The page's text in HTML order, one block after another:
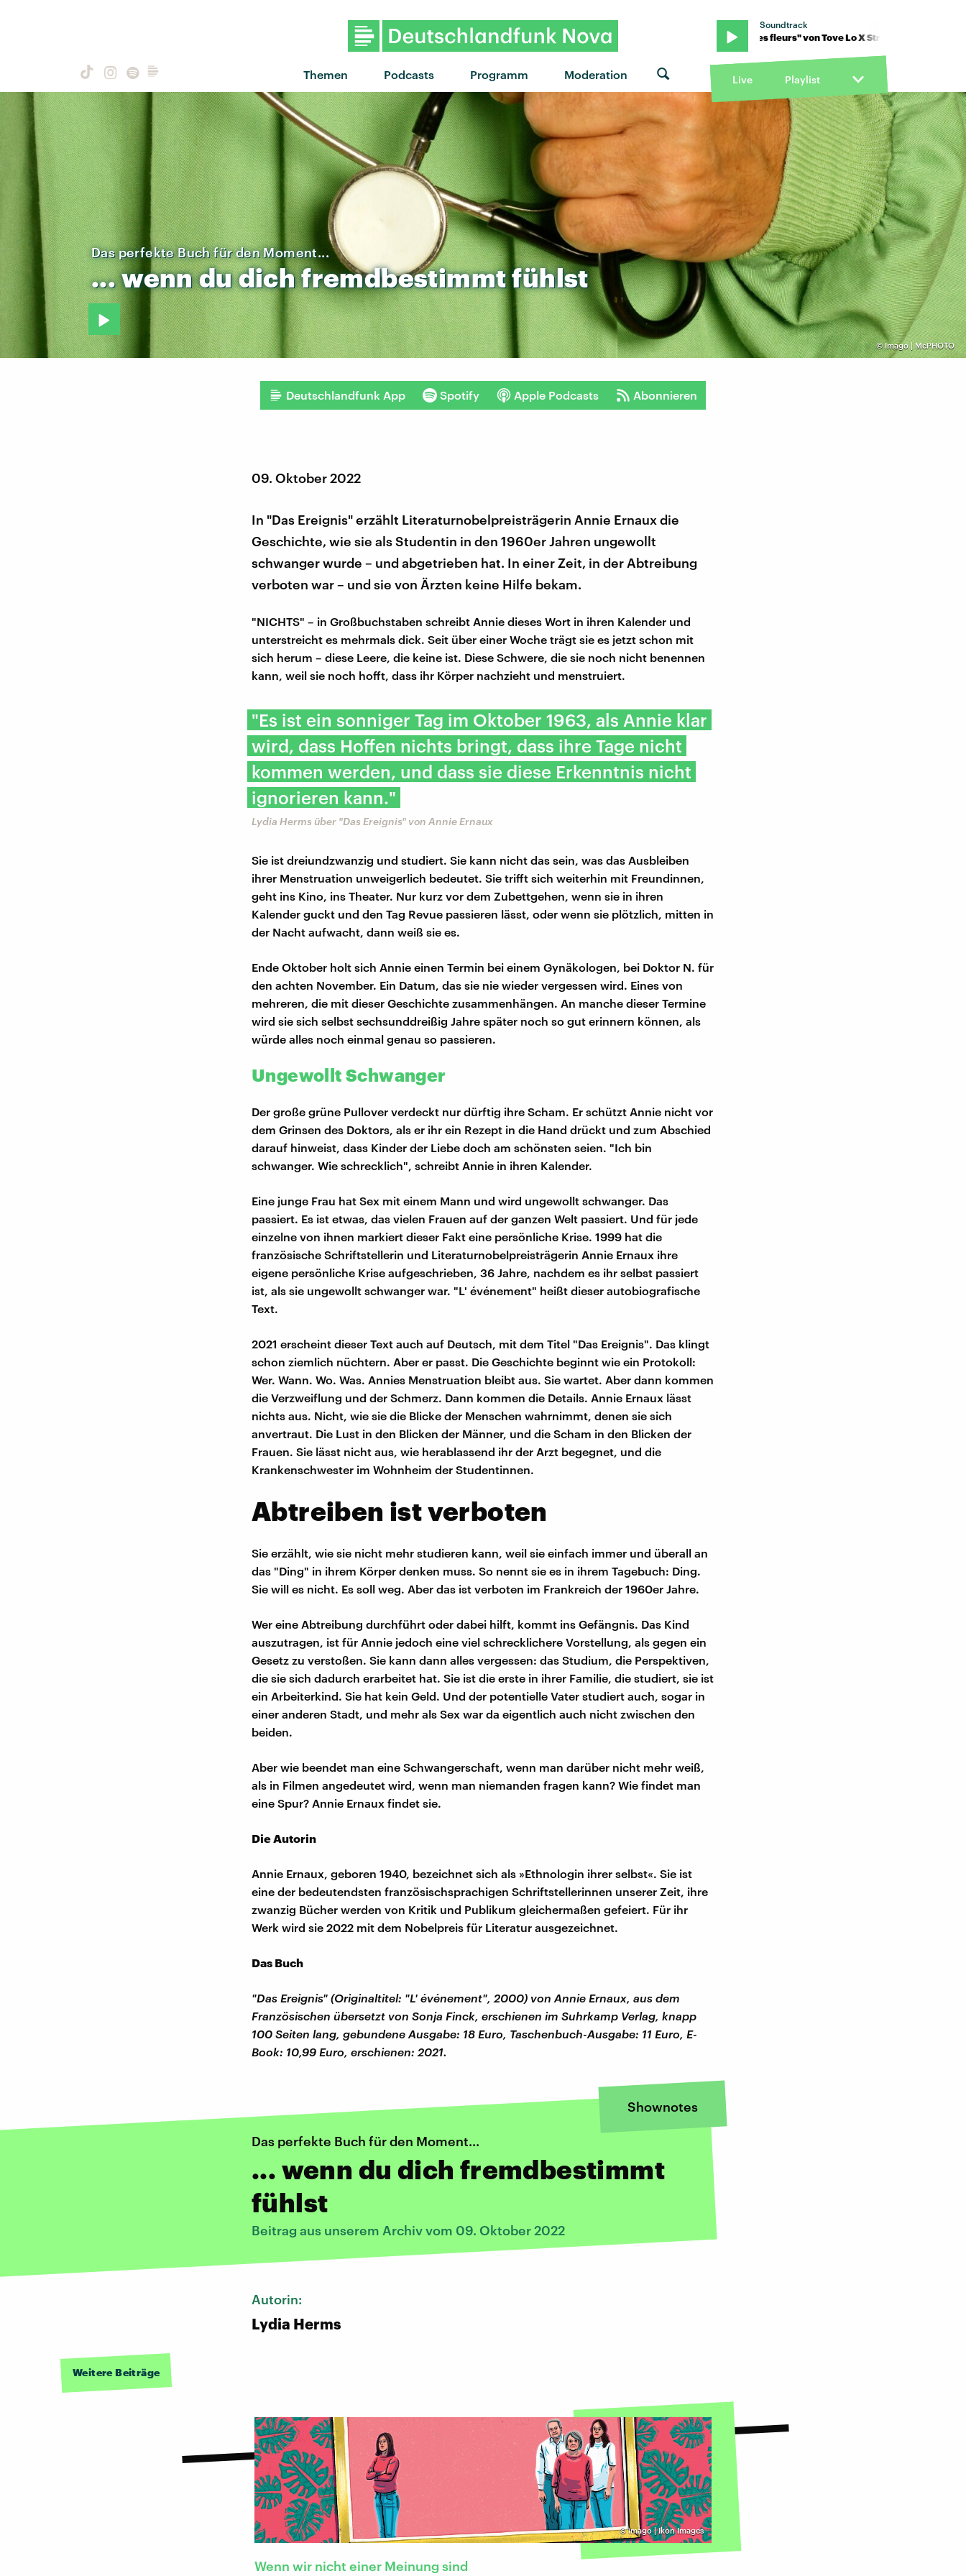
Themen Podcasts Programm Moderation
Soundtrack
"des fleurs" von Tove Lo X Stromae · "des fleurs" von Tove Lo X Stromae · "des fleurs" von Tove
Live Playlist
©Imago | McPHOTO
Das perfekte Buch für den Moment...
...wenndudichfremdbestimmtfühlst
Deutschlandfunk App Spotify Apple Podcasts Abonnieren
09. Oktober 2022
In "Das Ereignis" erzählt Literaturnobelpreisträgerin Annie Ernaux die
Geschichte, wie sie als Studentin in den 1960er Jahren ungewollt
schwanger wurde – und abgetrieben hat. In einer Zeit, in der Abtreibung
verboten war – und sie von Ärzten keine Hilfe bekam.
"NICHTS" – in Großbuchstaben schreibt Annie dieses Wort in ihren Kalender und
unterstreicht es mehrmals dick. Seit über einer Woche trägt sie es jetzt schon mit
sich herum – diese Leere, die keine ist. Diese Schwere, die sie noch nicht benennen
kann, weil sie noch hofft, dass ihr Körper nachzieht und menstruiert.
"Es ist ein sonniger Tag im Oktober 1963, als Annie klar
wird, dass Hoffen nichts bringt, dass ihre Tage nicht
kommen werden, und dass sie diese Erkenntnis nicht
ignorieren kann."
Lydia Herms über "Das Ereignis" von Annie Ernaux
Sie ist dreiundzwanzig und studiert. Sie kann nicht das sein, was das Ausbleiben
ihrer Menstruation unweigerlich bedeutet. Sie trifft sich weiterhin mit Freundinnen,
geht ins Kino, ins Theater. Nur kurz vor dem Zubettgehen, wenn sie in ihren
Kalender guckt und den Tag Revue passieren lässt, oder wenn sie plötzlich, mitten in
der Nacht aufwacht, dann weiß sie es.
Ende Oktober holt sich Annie einen Termin bei einem Gynäkologen, bei Doktor N. für
den achten November. Ein Datum, das sie nie wieder vergessen wird. Eines von
mehreren, die mit dieser Geschichte zusammenhängen. An manche dieser Termine
wird sie sich selbst sechsunddreißig Jahre später noch so gut erinnern können, als
würde alles noch einmal genau so passieren.
Ungewollt Schwanger
Der große grüne Pullover verdeckt nur dürftig ihre Scham. Er schützt Annie nicht vor
dem Grinsen des Doktors, als er ihr ein Rezept in die Hand drückt und zum Abschied
darauf hinweist, dass Kinder der Liebe doch am schönsten seien. "Ich bin
schwanger. Wie schrecklich", schreibt Annie in ihren Kalender.
Eine junge Frau hat Sex mit einem Mann und wird ungewollt schwanger. Das
passiert. Es ist etwas, das vielen Frauen auf der ganzen Welt passiert. Und für jede
einzelne von ihnen markiert dieser Fakt eine persönliche Krise. 1999 hat die
französische Schriftstellerin und Literaturnobelpreisträgerin Annie Ernaux ihre
eigene persönliche Krise aufgeschrieben, 36 Jahre, nachdem es ihr selbst passiert
ist, als sie ungewollt schwanger war. "L' événement" heißt dieser autobiografische
Text.
2021 erscheint dieser Text auch auf Deutsch, mit dem Titel "Das Ereignis". Das klingt
schon ziemlich nüchtern. Aber er passt. Die Geschichte beginnt wie ein Protokoll:
Wer. Wann. Wo. Was. Annies Menstruation bleibt aus. Sie wartet. Aber dann kommen
die Verzweiflung und der Schmerz. Dann kommen die Details. Annie Ernaux lässt
nichts aus. Nicht, wie sie die Blicke der Menschen wahrnimmt, denen sie sich
anvertraut. Die Lust in den Blicken der Männer, und die Scham in den Blicken der
Frauen. Sie lässt nicht aus, wie herablassend ihr der Arzt begegnet, und die
Krankenschwester im Wohnheim der Studentinnen.
Abtreiben ist verboten
Sie erzählt, wie sie nicht mehr studieren kann, weil sie einfach immer und überall an
das "Ding" in ihrem Körper denken muss. So nennt sie es in ihrem Tagebuch: Ding.
Sie will es nicht. Es soll weg. Aber das ist verboten im Frankreich der 1960er Jahre.
Wer eine Abtreibung durchführt oder dabei hilft, kommt ins Gefängnis. Das Kind
auszutragen, ist für Annie jedoch eine viel schrecklichere Vorstellung, als gegen ein
Gesetz zu verstoßen. Sie kann dann alles vergessen: das Studium, die Perspektiven,
die sie sich dadurch erarbeitet hat. Sie ist die erste in ihrer Familie, die studiert, sie ist
ein Arbeiterkind. Sie hat kein Geld. Und der potentielle Vater studiert auch, sogar in
einer anderen Stadt, und mehr als Sex war da eigentlich auch nicht zwischen den
beiden.
Aber wie beendet man eine Schwangerschaft, wenn man darüber nicht mehr weiß,
als in Filmen angedeutet wird, wenn man niemanden fragen kann? Wie findet man
eine Spur? Annie Ernaux findet sie.
Die Autorin
Annie Ernaux, geboren 1940, bezeichnet sich als »Ethnologin ihrer selbst«. Sie ist
eine der bedeutendsten französischsprachigen Schriftstellerinnen unserer Zeit, ihre
zwanzig Bücher werden von Kritik und Publikum gleichermaßen gefeiert. Für ihr
Werk wird sie 2022 mit dem Nobelpreis für Literatur ausgezeichnet.
Das Buch
"Das Ereignis" (Originaltitel: "L' événement", 2000) von Annie Ernaux, aus dem
Französischen übersetzt von Sonja Finck, erschienen im Suhrkamp Verlag, knapp
100 Seiten lang, gebundene Ausgabe: 18 Euro, Taschenbuch-Ausgabe: 11 Euro, E-
Book: 10,99 Euro, erschienen: 2021.
Shownotes
Das perfekte Buch für den Moment...
... wenn du dich fremdbestimmt
fühlst
Beitrag aus unserem Archiv vom 09. Oktober 2022
Autorin:
Lydia Herms
Weitere Beiträge
©imago | Ikon Images
Wenn wir nicht einer Meinung sind